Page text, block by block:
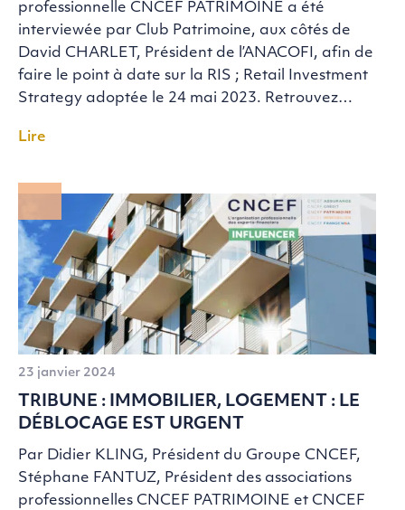
professionnelle CNCEF PATRIMOINE a été
interviewée par Club Patrimoine, aux côtés de
David CHARLET, Président de l’ANACOFI, afin de
faire le point à date sur la RIS ; Retail Investment
Strategy adoptée le 24 mai 2023. Retrouvez…
Lire
23 janvier 2024
TRIBUNE : IMMOBILIER, LOGEMENT : LE
DÉBLOCAGE EST URGENT
Par Didier KLING, Président du Groupe CNCEF,
Stéphane FANTUZ, Président des associations
professionnelles CNCEF PATRIMOINE et CNCEF